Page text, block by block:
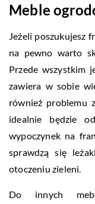
Meble
Jeżeli poszukujesz
na pewno warto
Przede wszystkim
zawiera w sobie
również problemu
idealnie będzie
wypoczynek na
sprawdzą się
otoczeniu zieleni.
Do innych